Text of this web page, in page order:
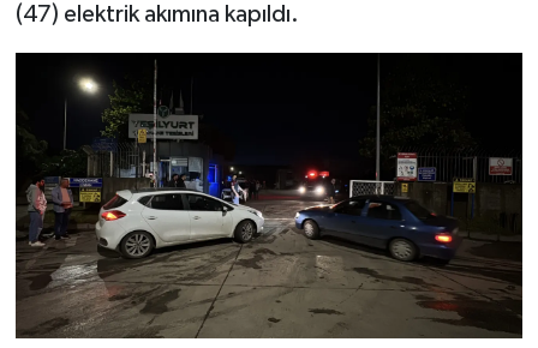
(47) elektrik akımına kapıldı.